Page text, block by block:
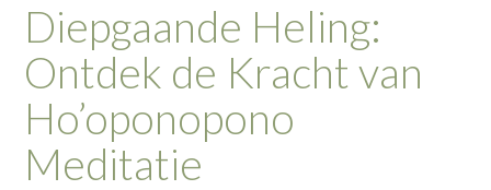
Diepgaande Heling:
Ontdek de Kracht van
Ho’oponopono
Meditatie